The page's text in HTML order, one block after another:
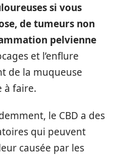
si vous
de tumeurs non
pelvienne
et l’enflure
de la muqueuse
à faire.
le CBD a des
qui peuvent
causée par les